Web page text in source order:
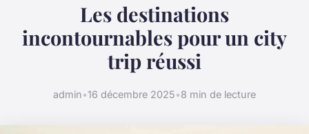
Les destinations
incontournables pour un city
trip réussi
admin•16 décembre 2025•8 min de lecture